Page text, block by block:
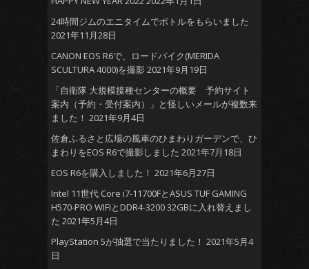
24時間ジムのエニタイムでボトルをもらいました
2021年11月28日
CANON EOS R6で、ロードバイク(MERIDA
SCULTURA 4000)を撮影 2021年9月19日
「自衛隊 大規模接種センターの概要 予約サイト
案内（予約・受付案内）」と怪しいメールが複数来
ました！ 2021年9月4日
佐倉ふるさと広場の風車のひまわりガーデンで、ひ
まわりをEOS R6で撮影しました 2021年7月18日
EOS R6を購入しました！ 2021年6月27日
Intel 11世代 Core i7-11700FとASUS TUF GAMING
H570-PRO WIFIとDDR4-3200 32GBに入れ替えまし
た 2021年5月4日
PlayStation 5が抽選で当たりました！ 2021年5月4
日